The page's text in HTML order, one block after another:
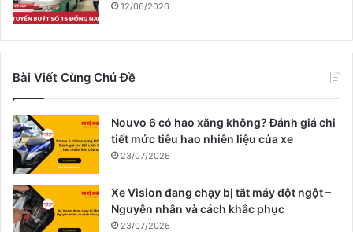
12/06/2026
Bài Viết Cùng Chủ Đề
Nouvo 6 có hao xăng không? Đánh giá chi
tiết mức tiêu hao nhiên liệu của xe
23/07/2026
Xe Vision đang chạy bị tắt máy đột ngột –
Nguyên nhân và cách khắc phục
23/07/2026